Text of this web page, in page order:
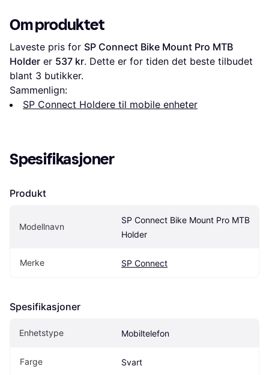
Om produktet
Laveste pris for SP Connect Bike Mount Pro MTB
Holder er 537 kr. Dette er for tiden det beste tilbudet
blant 3 butikker.
Sammenlign:
SP Connect Holdere til mobile enheter
Spesifikasjoner
Produkt
Modellnavn
SP Connect Bike Mount Pro MTB
Holder
Merke SP Connect
Spesifikasjoner
Enhetstype Mobiltelefon
Farge Svart